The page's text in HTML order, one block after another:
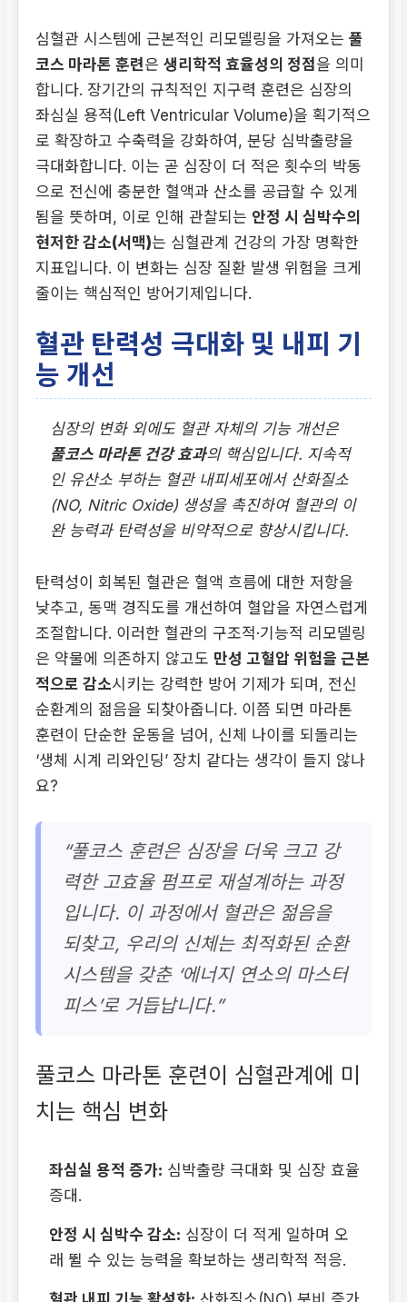
심혈관 시스템에 근본적인 리모델링을 가져오는풀
코스 마라톤 훈련은생리학적 효율성의 정점을 의미
합니다. 장기간의 규칙적인 지구력 훈련은 심장의
좌심실 용적(Left Ventricular Volume)을 획기적으
로 확장하고 수축력을 강화하여, 분당 심박출량을
극대화합니다. 이는 곧 심장이 더 적은 횟수의 박동
으로 전신에 충분한 혈액과 산소를 공급할 수 있게
됨을 뜻하며, 이로 인해 관찰되는 안정 시 심박수의
현저한 감소(서맥)는 심혈관계 건강의 가장 명확한
지표입니다. 이 변화는 심장 질환 발생 위험을 크게
줄이는 핵심적인 방어기제입니다.
혈관 탄력성 극대화 및 내피 기
능 개선
심장의 변화 외에도 혈관 자체의 기능 개선은
풀코스 마라톤 건강 효과의 핵심입니다. 지속적
인 유산소 부하는 혈관 내피세포에서 산화질소
(NO, Nitric Oxide) 생성을 촉진하여 혈관의 이
완 능력과 탄력성을 비약적으로 향상시킵니다.
탄력성이 회복된 혈관은 혈액 흐름에 대한 저항을
낮추고, 동맥 경직도를 개선하여 혈압을 자연스럽게
조절합니다. 이러한 혈관의 구조적·기능적 리모델링
은 약물에 의존하지 않고도 만성 고혈압 위험을 근본
적으로 감소시키는 강력한 방어 기제가 되며, 전신
순환계의 젊음을 되찾아줍니다. 이쯤 되면 마라톤
훈련이 단순한 운동을 넘어, 신체 나이를 되돌리는
‘생체 시계 리와인딩’ 장치 같다는 생각이 들지 않나
요?
“풀코스 훈련은 심장을 더욱 크고 강
력한 고효율 펌프로 재설계하는 과정
입니다. 이 과정에서 혈관은 젊음을
되찾고, 우리의 신체는 최적화된 순환
시스템을 갖춘 ‘에너지 연소의 마스터
피스’로 거듭납니다.”
풀코스 마라톤 훈련이 심혈관계에 미
치는 핵심 변화
좌심실 용적 증가: 심박출량 극대화 및 심장 효율
증대.
안정 시 심박수 감소: 심장이 더 적게 일하며 오
래 뛸 수 있는 능력을 확보하는 생리학적 적응.